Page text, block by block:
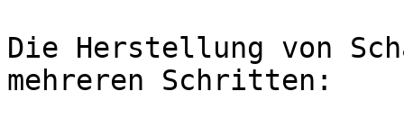
Die Herstellung von
mehreren Schritten: